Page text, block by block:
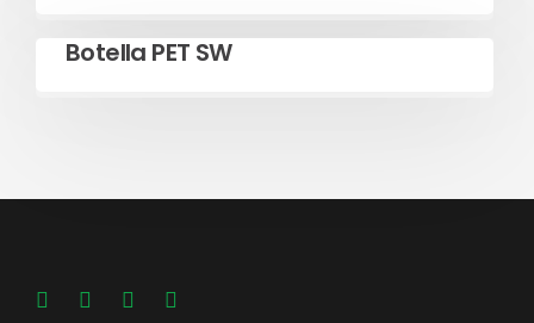
Botella PET SW
Leer más